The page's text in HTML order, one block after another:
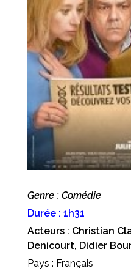
Genre : Comédie
Durée : 1h31
Acteurs : Christian
Denicourt, Didier
Pays : Français